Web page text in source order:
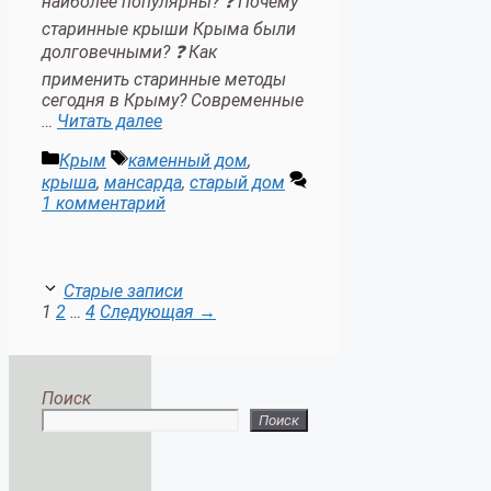
старинные крыши Крыма были
долговечными? ❓ Как
применить старинные методы
сегодня в Крыму? Современные
… Читать далее
Рубрики
Крым Метки
каменный дом,
крыша, мансарда, старый дом
1 комментарий
Старые записи
Страница
1 Страница
2 … Страница
4 Следующая →
Поиск
Поиск